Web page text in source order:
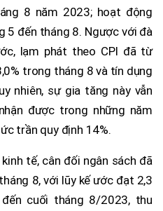
8 năm 2023; hoạt động
5 đến tháng 8. Ngược với đà
lạm phát theo CPI đã từ
trong tháng 8 và tín dụng
nhiên, sự gia tăng này vẫn
được trong những năm
trần quy định 14%.
tế, cân đối ngân sách đã
8, với lũy kế ước đạt 2,3
cuối tháng 8/2023, thu